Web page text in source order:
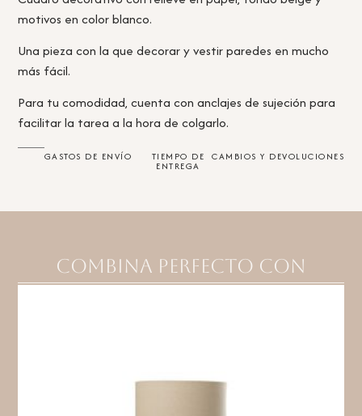
motivos en color blanco.
Una pieza con la que decorar y vestir paredes en mucho
más fácil.
Para tu comodidad, cuenta con anclajes de sujeción para
facilitar la tarea a la hora de colgarlo.
GASTOS DE ENVÍO TIEMPO DE
ENTREGA
CAMBIOS Y DEVOLUCIONES
Combina perfecto con